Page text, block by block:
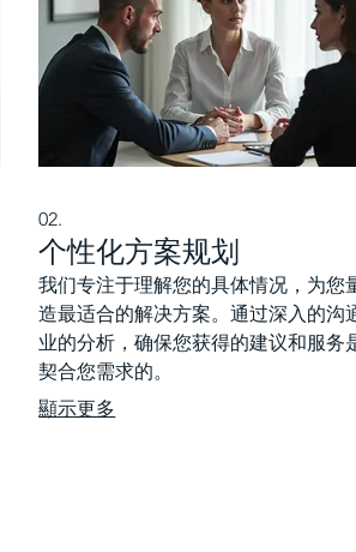
02.
个性化方案规划
我们专注于理解您的具体情况，为您
造最适合的解决方案。通过深入的沟
业的分析，确保您获得的建议和服务
契合您需求的。
顯示更多